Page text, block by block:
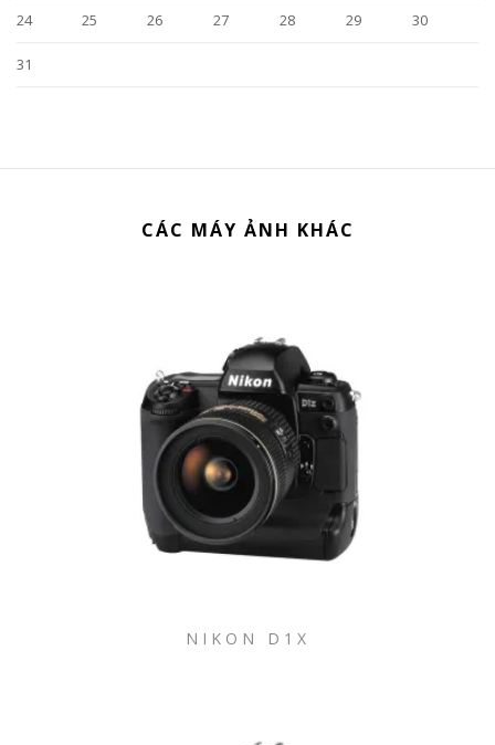
24 25 26 27 28 29 30
31
CÁC MÁY ẢNH KHÁC
NIKON D1X